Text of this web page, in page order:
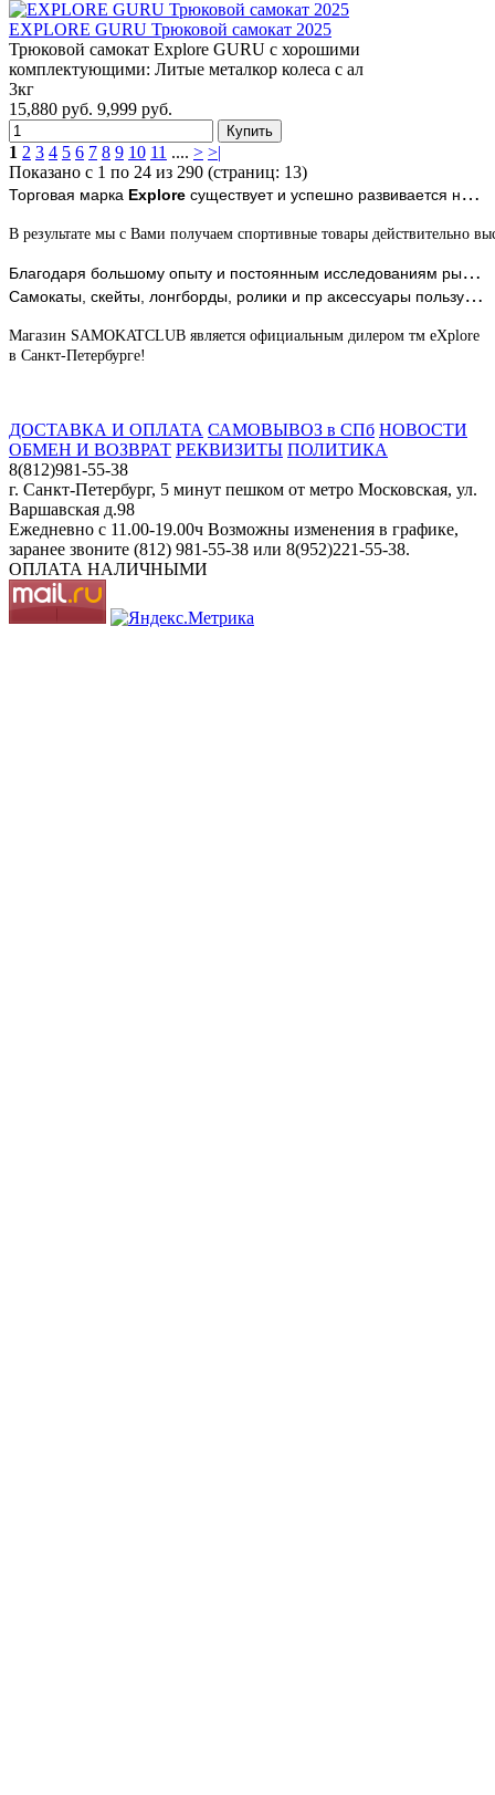
EXPLORE GURU Трюковой самокат 2025
Трюковой самокат Explore GURU с хорошими
комплектующими: Литые металкор колеса с ал
3кг
15,880 руб. 9,999 руб.
1 2 3 4 5 6 7 8 9 10 11 .... > >|
Показано с 1 по 24 из 290 (страниц: 13)
Торговая марка Explore существует и успешно развивается на рынке с 1997 года. Компания серьезно следит за качеством производимой продукции.
В результате мы с Вами получаем спортивные товары действительно
Б
лагодаря большому опыту и постоянным исследованиям рынка тм eXplore всегда в "лидерах".
Самокаты, скейты, лонгборды, ролики и пр аксессуары пользуются популярностью у детей и взрослых во всем мире.
Магазин SAMOKATCLUB является официальным дилером тм eXplore
в Санкт-Петербурге!
ДОСТАВКА И ОПЛАТА САМОВЫВОЗ в СПб НОВОСТИ
ОБМЕН И ВОЗВРАТ РЕКВИЗИТЫ ПОЛИТИКА
8(812)981-55-38
г. Санкт-Петербург, 5 минут пешком от метро Московская, ул.
Варшавская д.98
Ежедневно c 11.00-19.00ч Возможны изменения в графике,
заранее звоните (812) 981-55-38 или 8(952)221-55-38.
ОПЛАТА НАЛИЧНЫМИ